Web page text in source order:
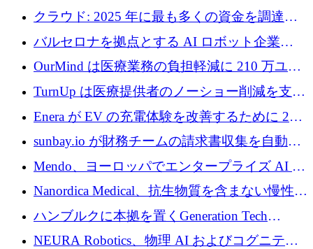
ハイテク資金調達は5月に105億ユーロに回復
クラウド: 2025 年に最も多くの資金を調達し
た 10 社
バルセロナを拠点とする AI ロボット企業
Theker が 8,500 万ドルを調達
OurMind は医療業務の負担軽減に 210 万ユー
ロを寄付
TurnUp は医療提供者のノーショー削減を支援
するために 200 万ユーロを調達
Enera が EV の充電体験を改善するために 200
万ドルを調達
sunbay.io が財務チームの請求書収集を自動化
するために 55 万ユーロを調達
Mendo、ヨーロッパでエンタープライズ AI 導
入を拡大するために 1,200 万ユーロを確保
Nanordica Medical、抗生物質を含まない慢性創
傷治療薬を市場に投入するために 160 万ユー
ロを調達
ハンブルクに本拠を置くGeneration Tech
Partnersが5,000万ユーロのAIロールアップファ
NEURA Robotics、物理 AI およびコグニティ